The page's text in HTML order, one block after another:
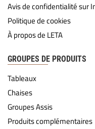
Avis de confidentialité sur
Politique de cookies
À propos de LETA
GROUPES DE PRODUITS
Tableaux
Chaises
Groupes Assis
Produits complémentaires